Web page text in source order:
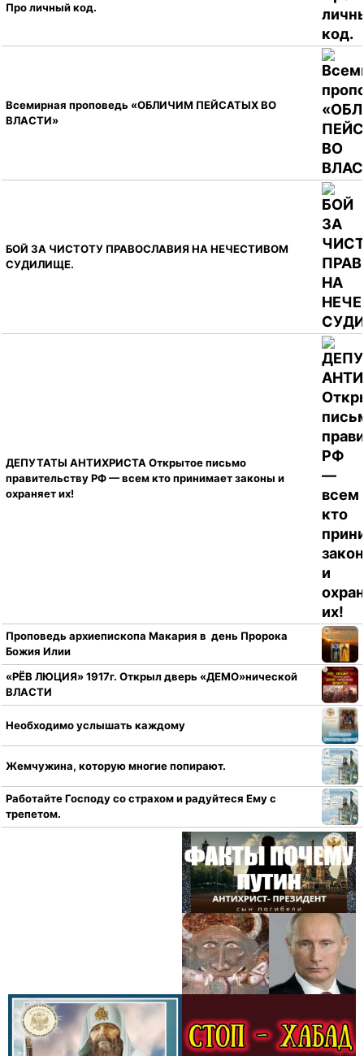
Про личный код.
Всемирная проповедь «ОБЛИЧИМ ПЕЙСАТЫХ ВО
ВЛАСТИ»
БОЙ ЗА ЧИСТОТУ ПРАВОСЛАВИЯ НА НЕЧЕСТИВОМ
СУДИЛИЩЕ.
ДЕПУТАТЫ АНТИХРИСТА Открытое письмо
правительству РФ — всем кто принимает законы и
охраняет их!
Проповедь архиепископа Макария в день Пророка
Божия Илии
«РЁВ ЛЮЦИЯ» 1917г. Открыл дверь «ДЕМО»нической
ВЛАСТИ
Необходимо услышать каждому
Жемчужина, которую многие попирают.
Работайте Господу со страхом и радуйтеся Ему с
трепетом.